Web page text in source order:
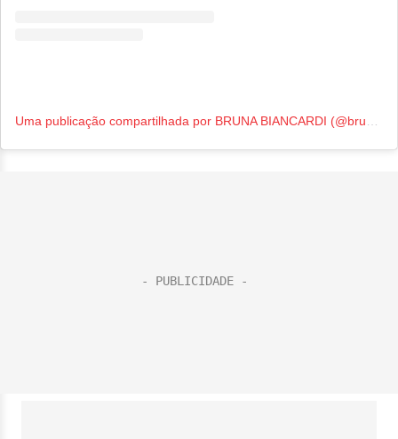
Uma publicação compartilhada por BRUNA BIANCARDI (@brunabiancardi)